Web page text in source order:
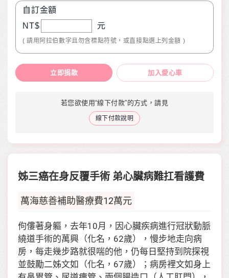
自訂金額
NT$
元
( 請用阿拉伯數字且勿含標點符號，或直接點選上列金額 )
立即捐款 加入愛心車
若您欲使用“線下付款”的方式，請見
線下付款說明
姊三癌在身反覆手術 弟心臟病難扛看護費
萬海慈善補助醫療費12萬元
佝僂著身軀，去年10月，因心臟疾病進行冠狀動脈
繞道手術的萬興（化名，62歲），慢步地走向病
房，每走幾步路就很喘的他，仍每日堅持到院探視
並鼓勵二姊文如（化名，67歲）；病房裡文如身上